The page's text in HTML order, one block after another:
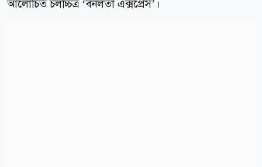
আলোচিত চলচ্চিত্র ‘বনলতা এক্সপ্রেস’।